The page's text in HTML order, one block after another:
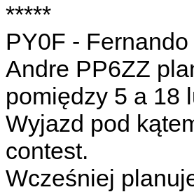
*****
PY0F -
Andre PP6ZZ
pomiędzy 5 a 18
Wyjazd pod
contest.
Wcześniej